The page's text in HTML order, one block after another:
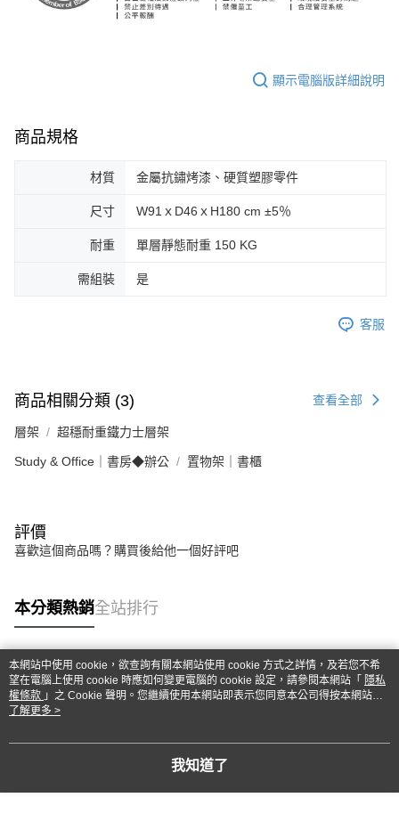
顯示電腦版詳細說明
商品規格
材質 金屬抗鏽烤漆、硬質塑膠零件
尺寸 W91ｘD46ｘH180 cm ±5％
耐重 單層靜態耐重 150 KG
需組裝 是
客服
商品相關分類 (3) 查看全部
層架 超穩耐重鐵力士層架
Study & Office｜書房◆辦公 置物架｜書櫃
評價
喜歡這個商品嗎？購買後給他一個好評吧
本分類熱銷全站排行
熱門標籤
本網站中使用 cookie，欲查詢有關本網站使用 cookie 方式之詳情，及若您不希
望在電腦上使用 cookie 時應如何變更電腦的 cookie 設定，請參閱本網站「 隱私
權條款 」之 Cookie 聲明。您繼續使用本網站即表示您同意本公司得按本網站使
用條款之 Cookie 聲明使用 cookie。
了解更多 >
我知道了